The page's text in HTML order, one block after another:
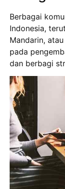
Berbagai
Indonesia,
Mandarin,
pada
dan berbagi